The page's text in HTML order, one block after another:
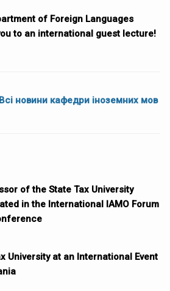
of Foreign Languages
to an international guest lecture!
Всі новини кафедри іноземних мов
of the State Tax University
in the International IAMO Forum
University at an International Event